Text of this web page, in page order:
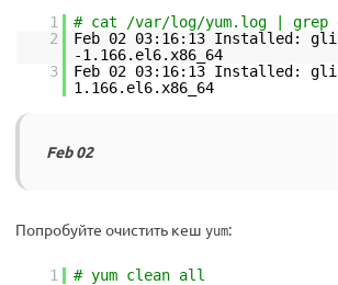
1
# cat /var/log/yum.log | grep
2
Feb 02 03:16:13 Installed:
-1.166.el6.x86_64
3
Feb 02 03:16:13 Installed:
1.166.el6.x86_64
Feb 02
Попробуйте очистить кеш yum:
1 # yum clean all